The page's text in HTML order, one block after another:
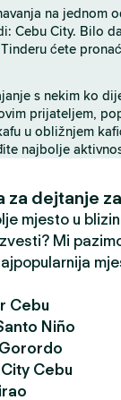
e
na jednom
Cebu City. Bilo
ćete
s nekim ko
prijateljem,
u obližnjem
najbolje
za dejtanje
mjesto u
Mi
Cebu
Niño
Cebu